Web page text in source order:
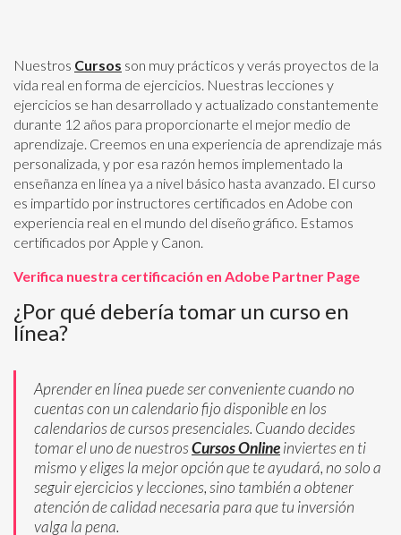
Nuestros Cursos son muy prácticos y verás proyectos de la
vida real en forma de ejercicios. Nuestras lecciones y
ejercicios se han desarrollado y actualizado constantemente
durante 12 años para proporcionarte el mejor medio de
aprendizaje. Creemos en una experiencia de aprendizaje más
personalizada, y por esa razón hemos implementado la
enseñanza en línea ya a nivel básico hasta avanzado. El curso
es impartido por instructores certificados en Adobe con
experiencia real en el mundo del diseño gráfico. Estamos
certificados por Apple y Canon.
Verifica nuestra certificación en Adobe Partner Page
¿Por qué debería tomar un curso en
línea?
Aprender en línea puede ser conveniente cuando no
cuentas con un calendario fijo disponible en los
calendarios de cursos presenciales. Cuando decides
tomar el uno de nuestrosCursos Onlineinviertes en ti
mismo y eliges la mejor opción que te ayudará, no solo a
seguir ejercicios y lecciones, sino también a obtener
atención de calidad necesaria para que tu inversión
valga la pena.